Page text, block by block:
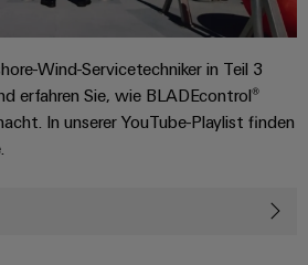
Wind-Servicetechniker in Teil 3
erfahren Sie, wie BLADEcontrol®
In unserer YouTube-Playlist finden